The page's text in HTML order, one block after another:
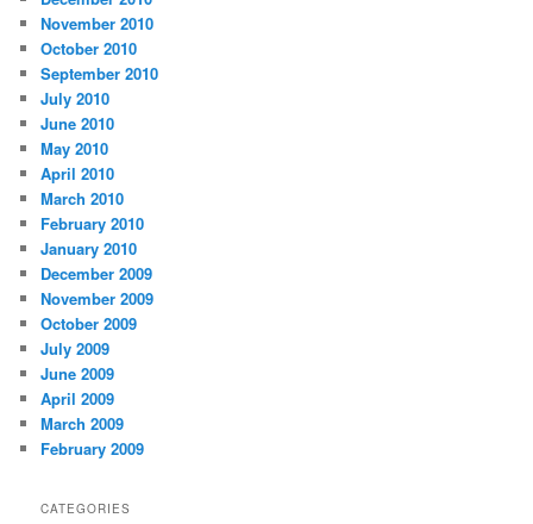
November 2010
October 2010
September 2010
July 2010
June 2010
May 2010
April 2010
March 2010
February 2010
January 2010
December 2009
November 2009
October 2009
July 2009
June 2009
April 2009
March 2009
February 2009
CATEGORIES